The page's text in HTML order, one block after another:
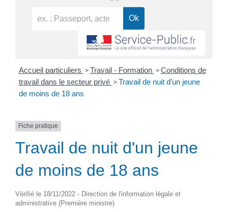
Accueil particuliers > Travail - Formation > Conditions de
travail dans le secteur privé > Travail de nuit d'un jeune
de moins de 18 ans
Fiche pratique
Travail de nuit d'un jeune
de moins de 18 ans
Vérifié le 18/11/2022 - Direction de l'information légale et
administrative (Première ministre)